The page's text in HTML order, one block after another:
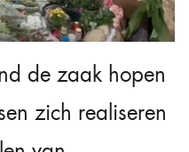
de zaak hopen
zich realiseren